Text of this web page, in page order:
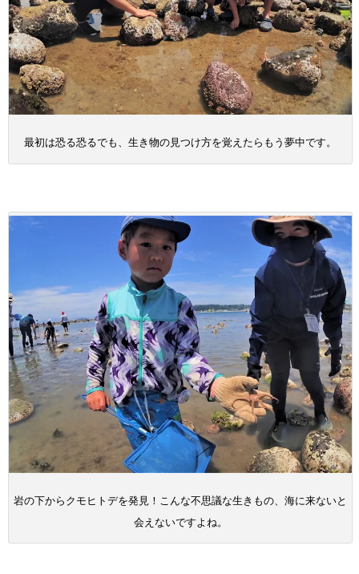
最初は恐る恐るでも、生き物の見つけ方を覚えたらもう夢中です。
岩の下からクモヒトデを発見！こんな不思議な生きもの、海に来ないと
会えないですよね。